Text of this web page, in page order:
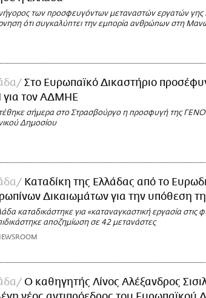
των προσφευγόντων μεταναστών εργατών γης
ότι συγκαλύπτει την εμπορία ανθρώπων στη
Στο Ευρωπαϊκό Δικαστήριο
τον ΑΔΜΗΕ
σήμερα στο Στρασβούργο η προσφυγή της
Δημοσίου
Καταδίκη της Ελλάδας από το
Δικαιωμάτων για την υπόθεση
καταδικάστηκε για «καταναγκαστική εργασία στις
αποζημίωση σε 42 μετανάστες
Ο καθηγητής Λίνος Αλέξανδρος